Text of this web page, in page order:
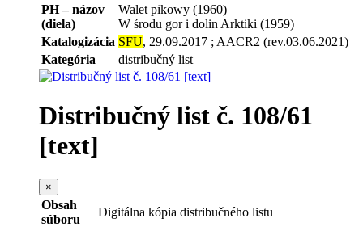
PH – názov
(diela)
Walet pikowy (1960)
W środu gor i dolin Arktiki (1959)
Katalogizácia SFU, 29.09.2017 ; AACR2 (rev.03.06.2021)
Kategória
distribučný list
Distribučný list č. 108/61
[text]
×
Obsah
súboru
Digitálna kópia distribučného listu